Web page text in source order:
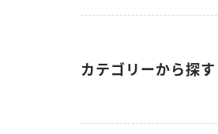
カテゴリーから探す